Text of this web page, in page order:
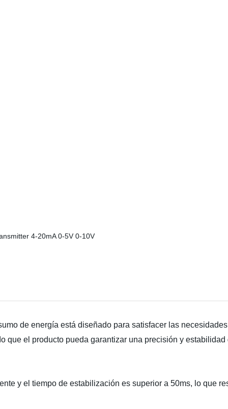
de energía está diseñado para satisfacer las
que el producto pueda garantizar una precisión y
y el tiempo de estabilización es superior a 50ms, lo que